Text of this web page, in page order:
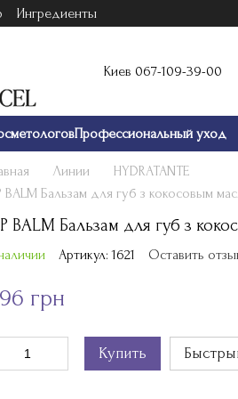
Ингредиенты
Киев 067-109-39-00
Профессиональный уход
Линии
HYDRATANTE
BALM Бальзам для губ з кокосовым
BALM Бальзам для губ з
Артикул: 1621 Оставить
грн
Купить